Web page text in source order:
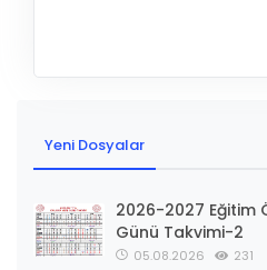
Yeni Dosyalar
2026-2027 Eğitim
Günü Takvimi-2
05.08.2026 231